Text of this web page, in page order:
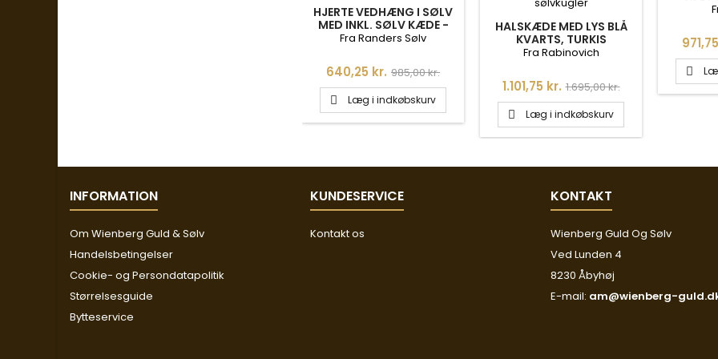
HJERTE VEDHÆNG I SØLV
MED INKL. SØLV KÆDE -
45CM - 244410K
Fra Randers Sølv
Pris
640,25 kr. Normalpris
985,00 kr.
 Læg i indkøbskurv
HALSKÆDE MED LYS BLÅ
KVARTS, TURKIS
FERSKVANDSPERLER OG
Fra Rabinovich
Pris
1.101,75 kr. Normalpris
1.695,00 kr.
 Læg i indkøbskurv
Pris

INFORMATION
Om Wienberg Guld & Sølv
Handelsbetingelser
Cookie- og Persondatapolitik
Størrelsesguide
Bytteservice
KUNDESERVICE
Kontakt os
KONTAKT
Wienberg Guld Og Sølv
Ved Lunden 4
8230 Åbyhøj
E-mail: am@wienberg-